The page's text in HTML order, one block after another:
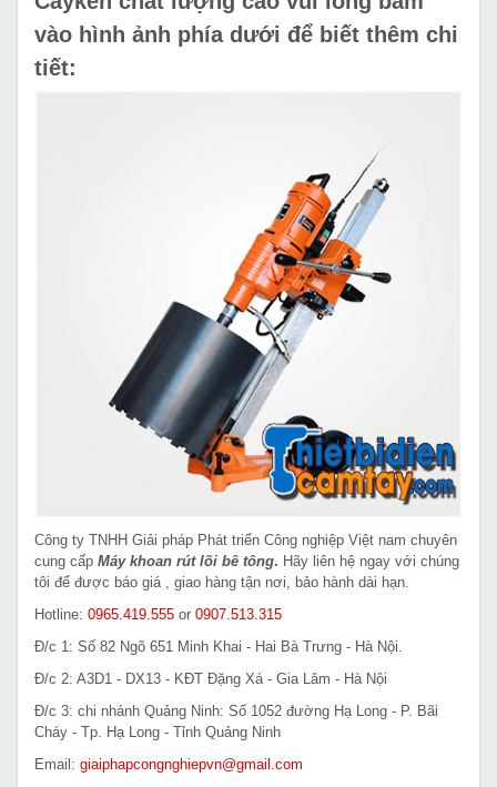
vào hình ảnh phía dưới để biết thêm chi
tiết:
Công ty TNHH Giải pháp Phát triển Công nghiệp Việt nam chuyên
cung cấp Máy khoan rút lõi bê tông. Hãy liên hệ ngay với chúng
tôi để được báo giá , giao hàng tận nơi, bảo hành dài hạn.
Hotline: 0965.419.555 or 0907.513.315
Đ/c 1: Số 82 Ngõ 651 Minh Khai - Hai Bà Trưng - Hà Nội.
Đ/c 2: A3D1 - DX13 - KĐT Đặng Xá - Gia Lâm - Hà Nội
Đ/c 3: chi nhánh Quảng Ninh: Số 1052 đường Hạ Long - P. Bãi
Cháy - Tp. Hạ Long - Tỉnh Quảng Ninh
Email: giaiphapcongnghiepvn@gmail.com